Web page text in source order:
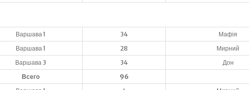
Варшава 1 34 Мафія
Варшава 1 28 Мирний
Варшава 3 34 Дон
Всего 96